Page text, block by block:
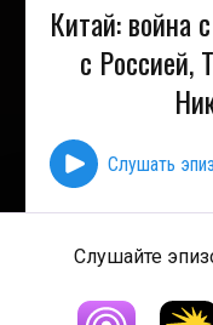
Китай: война
с Россией,
Слушать
Слушайте